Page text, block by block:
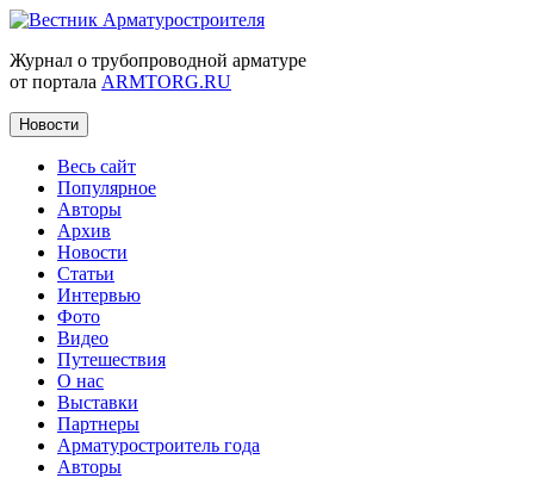
Журнал о трубопроводной арматуре
от портала ARMTORG.RU
Новости
Весь сайт
Популярное
Авторы
Архив
Новости
Статьи
Интервью
Фото
Видео
Путешествия
О нас
Выставки
Партнеры
Арматуростроитель года
Авторы